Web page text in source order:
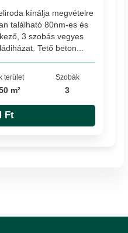
kínálja megvételre
található 80nm-es és
3 szobás vegyes
Tető beton...
terület
m²
Szobák
3
Ft